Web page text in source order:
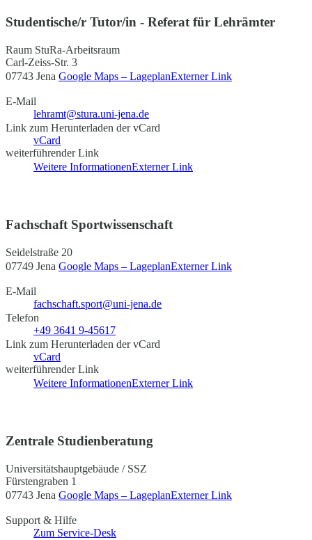
Studentische/r Tutor/in - Referat für Lehrämter
Raum StuRa-Arbeitsraum
Carl-Zeiss-Str. 3
07743 Jena Google Maps – LageplanExterner Link
E-Mail
lehramt@stura.uni-jena.de
Link zum Herunterladen der vCard
vCard
weiterführender Link
Weitere InformationenExterner Link
Fachschaft Sportwissenschaft
Seidelstraße 20
07749 Jena Google Maps – LageplanExterner Link
E-Mail
fachschaft.sport@uni-jena.de
Telefon
+49 3641 9-45617
Link zum Herunterladen der vCard
vCard
weiterführender Link
Weitere InformationenExterner Link
Zentrale Studienberatung
Universitätshauptgebäude / SSZ
Fürstengraben 1
07743 Jena Google Maps – LageplanExterner Link
Support & Hilfe
Zum Service-Desk